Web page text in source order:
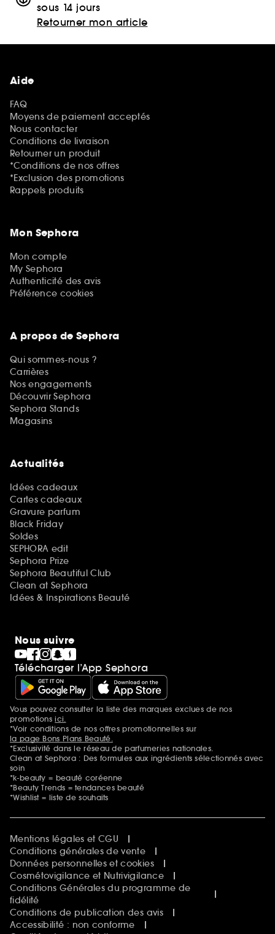
sous 14 jours
Retourner mon article
Aide
FAQ
Moyens de paiement acceptés
Nous contacter
Conditions de livraison
Retourner un produit
*Conditions de nos offres
*Exclusion des promotions
Rappels produits
Mon Sephora
Mon compte
My Sephora
Authenticité des avis
Préférence cookies
A propos de Sephora
Qui sommes-nous ?
Carrières
Nos engagements
Découvrir Sephora
Sephora Stands
Magasins
Actualités
Idées cadeaux
Cartes cadeaux
Gravure parfum
Black Friday
Soldes
SEPHORA edit
Sephora Prize
Sephora Beautiful Club
Clean at Sephora
Idées & Inspirations Beauté
Nous suivre
Télécharger l’App Sephora
Mentions additionnelles
Vous pouvez consulter la liste des marques exclues de nos
promotionsici.
*Voir conditions de nos offres promotionnelles sur
la page Bons Plans Beauté.
*Exclusivité dans le réseau de parfumeries nationales.
Clean at Sephora : Des formules aux ingrédients sélectionnés avec
soin
*k-beauty = beauté coréenne
*Beauty Trends = tendances beauté
*Wishlist = liste de souhaits
Mentions légales et CGU
Conditions générales de vente
Données personnelles et cookies
Cosmétovigilance et Nutrivigilance
Conditions Générales du programme de
fidélité
Conditions de publication des avis
Accessibilité : non conforme